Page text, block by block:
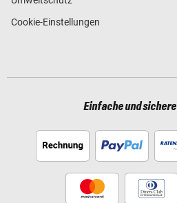
Cookie-Einstellungen
Einfache und